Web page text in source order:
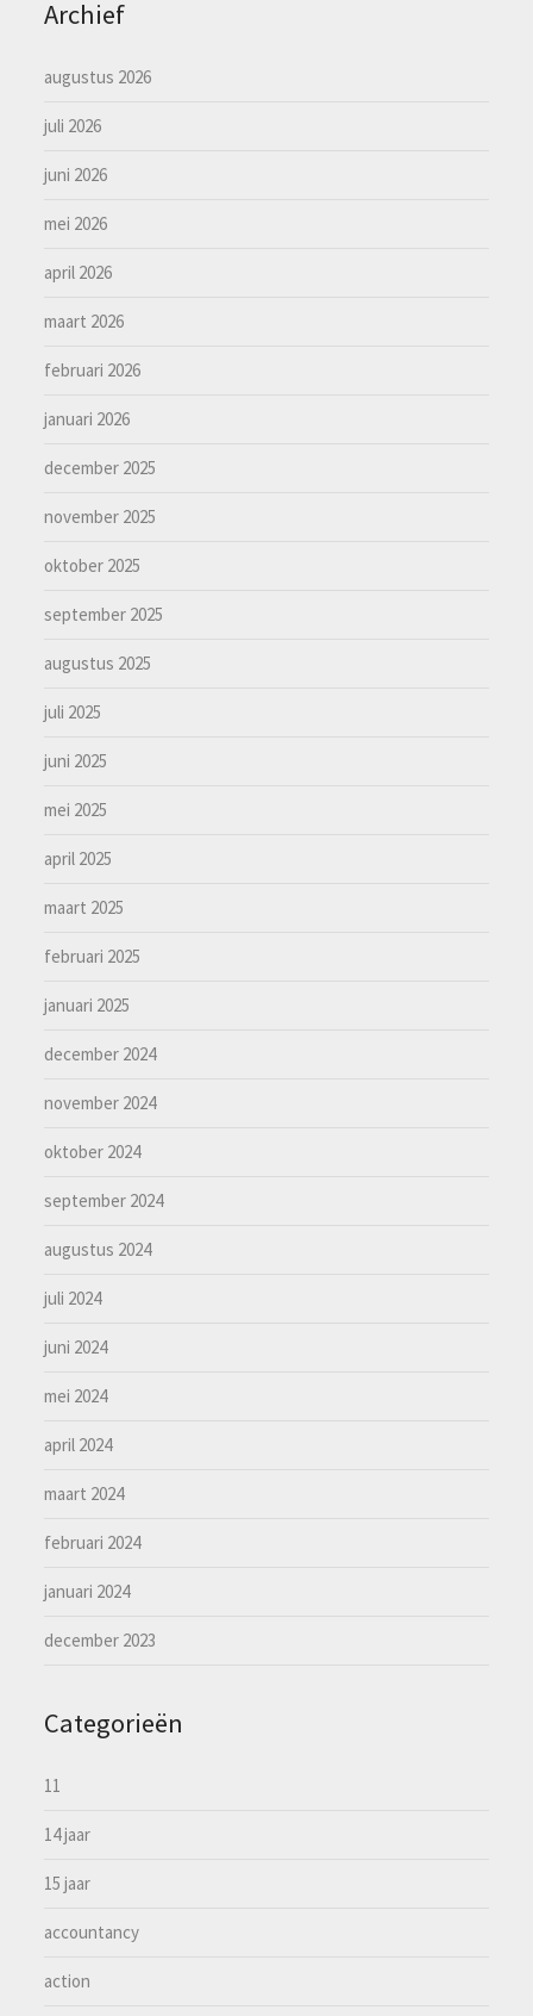
Archief
augustus 2026
juli 2026
juni 2026
mei 2026
april 2026
maart 2026
februari 2026
januari 2026
december 2025
november 2025
oktober 2025
september 2025
augustus 2025
juli 2025
juni 2025
mei 2025
april 2025
maart 2025
februari 2025
januari 2025
december 2024
november 2024
oktober 2024
september 2024
augustus 2024
juli 2024
juni 2024
mei 2024
april 2024
maart 2024
februari 2024
januari 2024
december 2023
Categorieën
11
14 jaar
15 jaar
accountancy
action